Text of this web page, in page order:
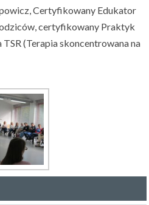
Certyfikowany Edukator
certyfikowany Praktyk
(Terapia skoncentrowana na